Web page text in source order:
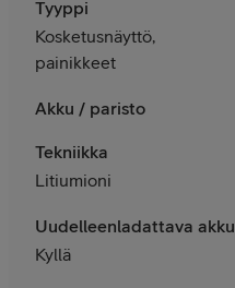
Tyyppi
Kosketusnäyttö,
painikkeet
Akku / paristo
Tekniikka
Litiumioni
Uudelleenladattava akku
Kyllä